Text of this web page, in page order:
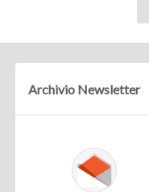
Archivio Newsletter